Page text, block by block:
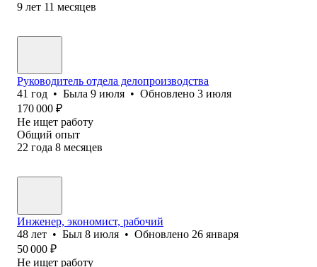
9 лет 11 месяцев
Руководитель отдела делопроизводства
41 год • Была 9 июля • Обновлено 3 июля
170 000 ₽
Не ищет работу
Общий опыт
22 года 8 месяцев
Инженер, экономист, рабочий
48 лет • Был 8 июля • Обновлено 26 января
50 000 ₽
Не ищет работу